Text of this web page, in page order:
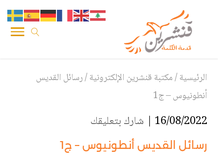
الرئيسية/مكتبة قنشرين الإلكترونية/رسائل القديس
أنطونيوس – ج1
16/08/2022 | شارك بتعليقك
رسائل القديس أنطونيوس – ج1